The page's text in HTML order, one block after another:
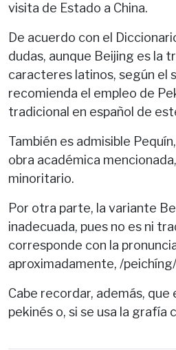
visita de Estado a China.
De acuerdo con el
dudas, aunque Beijing es la
caracteres latinos, según el
recomienda el empleo de
tradicional en español de
También es admisible
obra académica
minoritario.
Por otra parte, la variante
inadecuada, pues no es ni
corresponde con la
aproximadamente, /
Cabe recordar, además,
pekinés o, si se usa la grafía